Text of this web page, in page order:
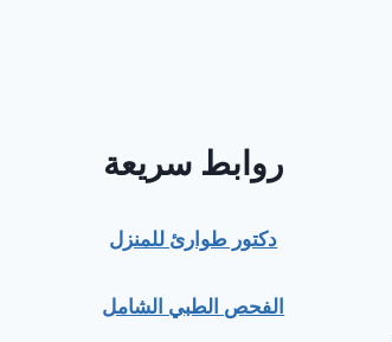
روابط سريعة
دكتور طوارئ للمنزل
الفحص الطبي الشامل